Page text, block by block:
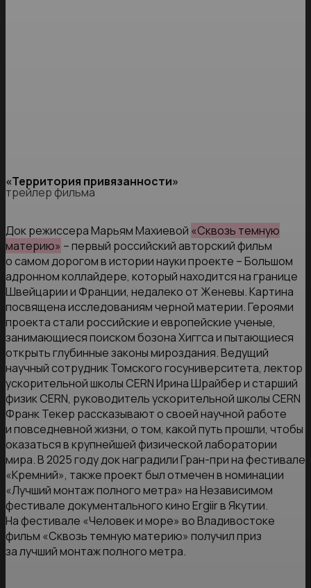
«Территория привязанности»
трейлер фильма
Док режиссера Марьям Махиевой «Сквозь темную
материю» – первый российский авторский фильм
о самом дорогом в истории науки проекте – Большом
адронном коллайдере, который находится на границе
Швейцарии и Франции, недалеко от Женевы. Картина
посвящена исследованиям черной материи. Героями
проекта стали российские и европейские ученые,
занимающиеся поиском бозона Хиггса и пытающиеся
открыть глубинные законы мироздания. Ведущий
научный сотрудник Томского госуниверситета, лектор
ускорительной школы CERN Ирина Шрайбер и старший
физик CERN, руководитель ускорительной школы CERN
Франк Текер рассказывают о своей научной работе
и повседневной жизни, о том, какой путь прошли, чтобы
оказаться в крупнейшей физической лаборатории
мира. В 2025 году док наградили Гран-при на фестивале
«Кремний», также проект был отмечен в номинации
«Лучший монтаж полного метра» на Независимом
фестивале документального кино Ergiir в Якутии.
На фестивале «Человек и море» во Владивостоке
фильм «Сквозь темную материю» получил приз
за лучший монтаж полного метра.